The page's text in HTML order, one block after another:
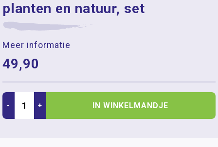
planten en natuur, set
Meer informatie
49,90
- + IN WINKELMANDJE